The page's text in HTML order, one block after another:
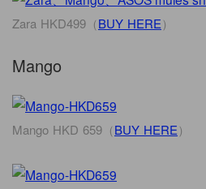
Zara HKD499（BUY HERE）
Mango
Mango HKD 659（BUY HERE）